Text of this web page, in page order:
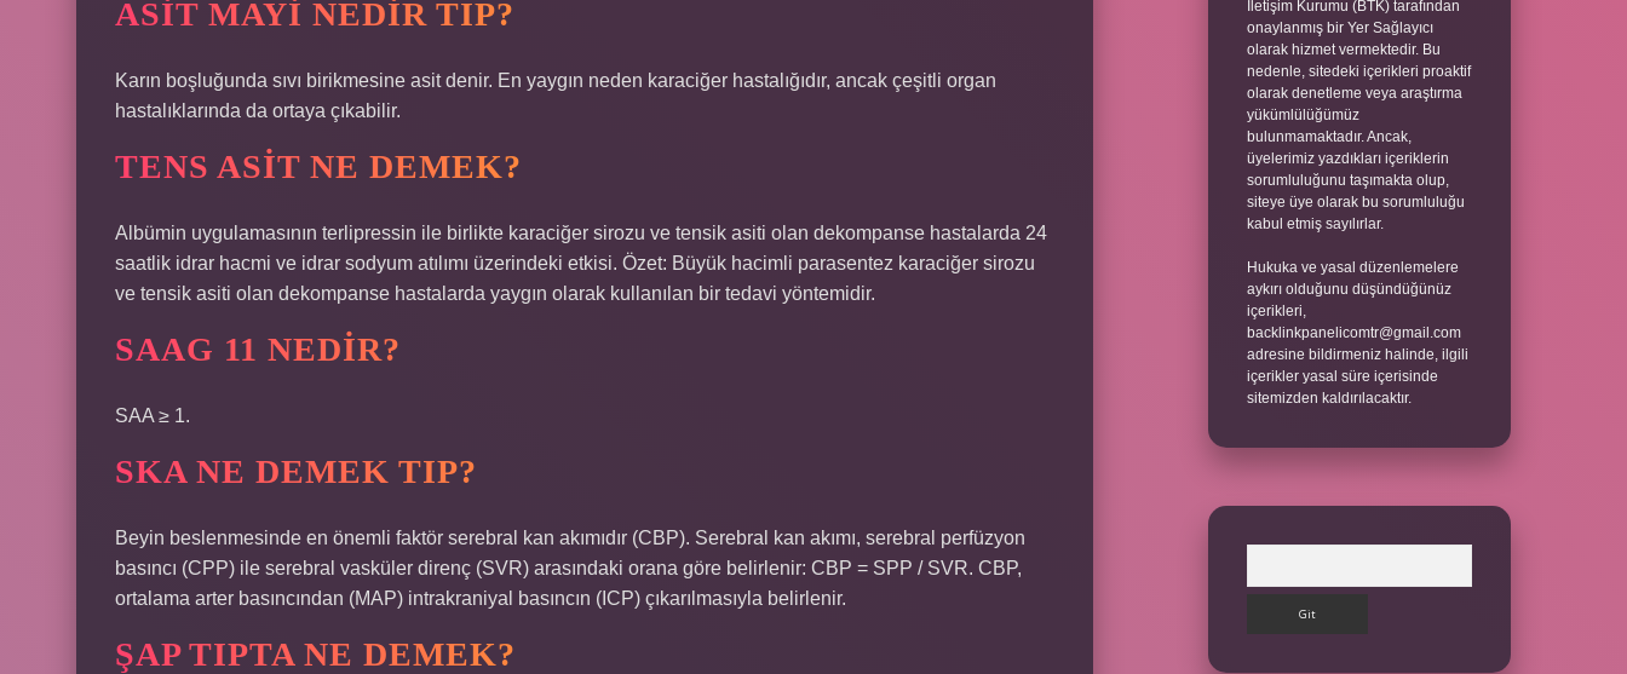
ASIT MAYI NEDIR TIP?
Karın boşluğunda sıvı birikmesine asit denir. En yaygın neden karaciğer hastalığıdır, ancak çeşitli organ
hastalıklarında da ortaya çıkabilir.
TENS ASIT NE DEMEK?
Albümin uygulamasının terlipressin ile birlikte karaciğer sirozu ve tensik asiti olan dekompanse hastalarda 24
saatlik idrar hacmi ve idrar sodyum atılımı üzerindeki etkisi. Özet: Büyük hacimli parasentez karaciğer sirozu
ve tensik asiti olan dekompanse hastalarda yaygın olarak kullanılan bir tedavi yöntemidir.
SAAG 11 NEDIR?
SAA ≥ 1.
SKA NE DEMEK TIP?
Beyin beslenmesinde en önemli faktör serebral kan akımıdır (CBP). Serebral kan akımı, serebral perfüzyon
basıncı (CPP) ile serebral vasküler direnç (SVR) arasındaki orana göre belirlenir: CBP = SPP / SVR. CBP,
ortalama arter basıncından (MAP) intrakraniyal basıncın (ICP) çıkarılmasıyla belirlenir.
ŞAP TIPTA NE DEMEK?
İletişim Kurumu (BTK) tarafından
onaylanmış bir Yer Sağlayıcı
olarak hizmet vermektedir. Bu
nedenle, sitedeki içerikleri proaktif
olarak denetleme veya araştırma
yükümlülüğümüz
bulunmamaktadır. Ancak,
üyelerimiz yazdıkları içeriklerin
sorumluluğunu taşımakta olup,
siteye üye olarak bu sorumluluğu
kabul etmiş sayılırlar.
Hukuka ve yasal düzenlemelere
aykırı olduğunu düşündüğünüz
içerikleri,
backlinkpanelicomtr@gmail.com
adresine bildirmeniz halinde, ilgili
içerikler yasal süre içerisinde
sitemizden kaldırılacaktır.